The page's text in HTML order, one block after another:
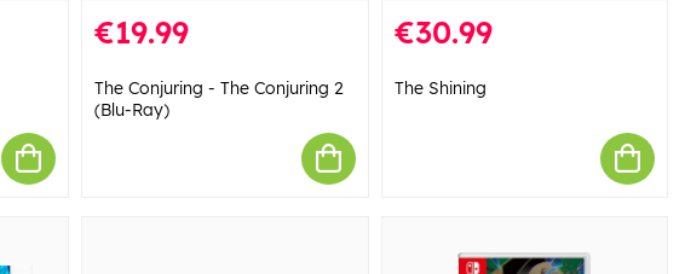
€19.99
The Conjuring - The Conjuring 2
(Blu-Ray)
€30.99
The Shining